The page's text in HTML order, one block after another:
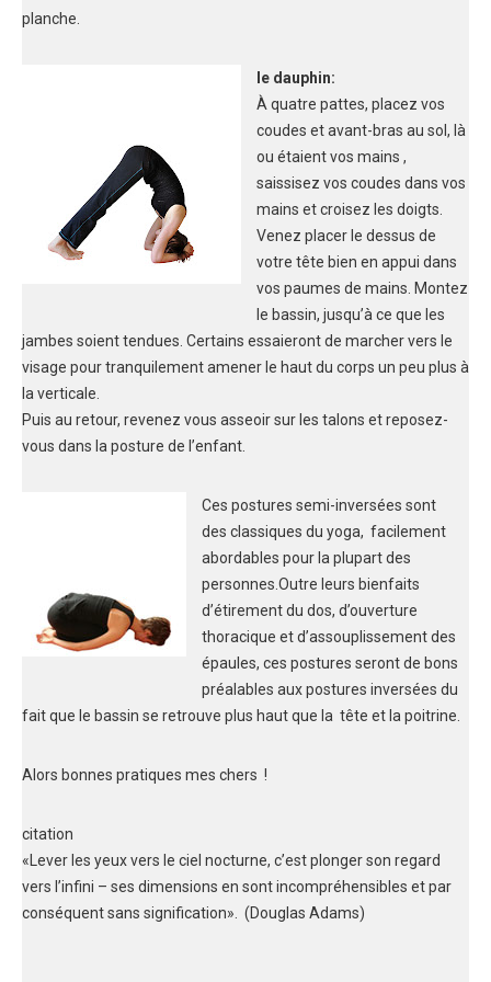
planche.
le dauphin:
À quatre pattes, placez vos
coudes et avant-bras au sol, là
ou étaient vos mains ,
saissisez vos coudes dans vos
mains et croisez les doigts.
Venez placer le dessus de
votre tête bien en appui dans
vos paumes de mains. Montez
le bassin, jusqu’à ce que les
jambes soient tendues. Certains essaieront de marcher vers le
visage pour tranquilement amener le haut du corps un peu plus à
la verticale.
Puis au retour, revenez vous asseoir sur les talons et reposez-
vous dans la posture de l’enfant.
Ces postures semi-inversées sont
des classiques du yoga, facilement
abordables pour la plupart des
personnes. Outre leurs bienfaits
d’étirement du dos, d’ouverture
thoracique et d’assouplissement des
épaules, ces postures seront de bons
préalables aux postures inversées du
fait que le bassin se retrouve plus haut que la tête et la poitrine.
Alors bonnes pratiques mes chers !
citation
«Lever les yeux vers le ciel nocturne, c’est plonger son regard
vers l’infini – ses dimensions en sont incompréhensibles et par
conséquent sans signification». (Douglas Adams)